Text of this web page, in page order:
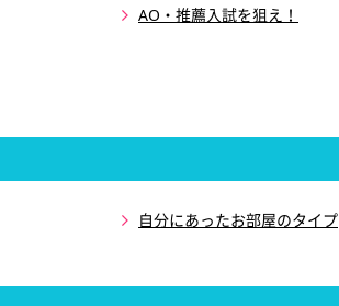
AO・推薦入試を狙え！
自分にあったお部屋のタイプ